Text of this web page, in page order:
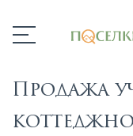
Продажа